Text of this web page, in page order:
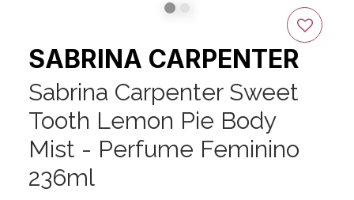
SABRINA CARPENTER
Sabrina Carpenter Sweet
Tooth Lemon Pie Body
Mist - Perfume Feminino
236ml